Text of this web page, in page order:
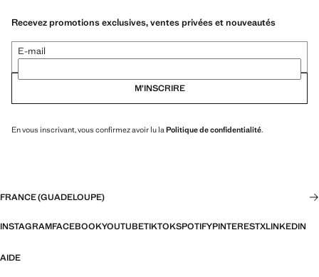
Recevez promotions exclusives, ventes privées et nouveautés
E-mail
M’INSCRIRE
En vous inscrivant, vous confirmez avoir lu laPolitique de confidentialité.
FRANCE (GUADELOUPE)
INSTAGRAMFACEBOOKYOUTUBETIKTOKSPOTIFYPINTERESTXLINKEDIN
AIDE